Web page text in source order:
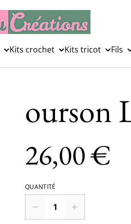
Kits crochet Kits tricot Fils
ourson
26,00 €
QUANTITÉ